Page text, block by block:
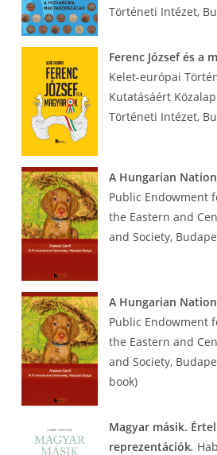
Történeti Intézet,
Ferenc József és a
Kelet-európai
Kutatásáért
Történeti Intézet,
A Hungarian
Public Endowment
the Eastern and
and Society,
A Hungarian
Public Endowment
the Eastern and
and Society,
book)
Magyar másik.
reprezentációk.